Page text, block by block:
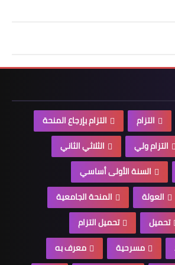
التزام
التزام بإرجاع المنحة
التزام ولي
الثلاثي الثاني
السنة الأولى أساسي
العولة
المنحة الجامعية
تحميل
تحميل التزام
مسرحية
معرف به